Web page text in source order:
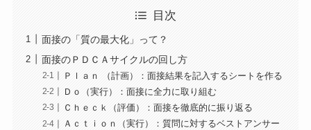
目次
面接の「質の最大化」って？
面接のＰＤＣＡサイクルの回し方
Ｐｌａｎ （計画）：面接結果を記入するシートを作る
Ｄｏ（実行）：面接に全力に取り組む
Ｃｈｅｃｋ（評価）：面接を徹底的に振り返る
Ａｃｔｉｏｎ（実行）：質問に対するベストアンサー